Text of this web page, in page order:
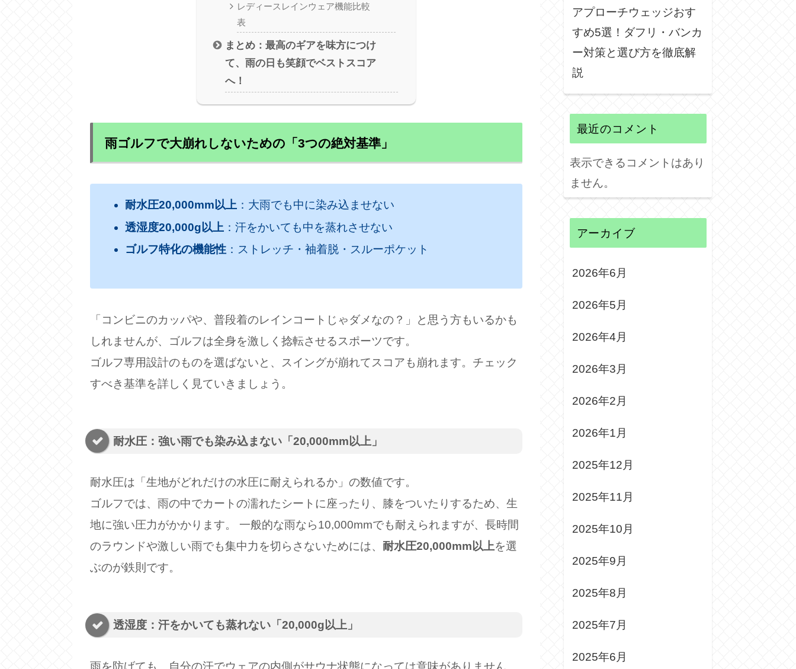
レディースレインウェア機能比較
表
まとめ：最高のギアを味方につけ
て、雨の日も笑顔でベストスコア
へ！
雨ゴルフで大崩れしないための「3つの絶対基準」
耐水圧20,000mm以上：大雨でも中に染み込ませない
透湿度20,000g以上：汗をかいても中を蒸れさせない
ゴルフ特化の機能性：ストレッチ・袖着脱・スルーポケット
「コンビニのカッパや、普段着のレインコートじゃダメなの？」と思う方もいるかも
しれませんが、ゴルフは全身を激しく捻転させるスポーツです。
ゴルフ専用設計のものを選ばないと、スイングが崩れてスコアも崩れます。チェック
すべき基準を詳しく見ていきましょう。
耐水圧：強い雨でも染み込まない「20,000mm以上」
耐水圧は「生地がどれだけの水圧に耐えられるか」の数値です。
ゴルフでは、雨の中でカートの濡れたシートに座ったり、膝をついたりするため、生
地に強い圧力がかかります。 一般的な雨なら10,000mmでも耐えられますが、長時間
のラウンドや激しい雨でも集中力を切らさないためには、 耐水圧20,000mm以上を選
ぶのが鉄則です。
透湿度：汗をかいても蒸れない「20,000g以上」
雨を防げても、自分の汗でウェアの内側がサウナ状態になっては意味がありません。
アプローチウェッジおす
すめ5選！ダフリ・バンカ
ー対策と選び方を徹底解
説
最近のコメント
表示できるコメントはあり
ません。
アーカイブ
2026年6月
2026年5月
2026年4月
2026年3月
2026年2月
2026年1月
2025年12月
2025年11月
2025年10月
2025年9月
2025年8月
2025年7月
2025年6月